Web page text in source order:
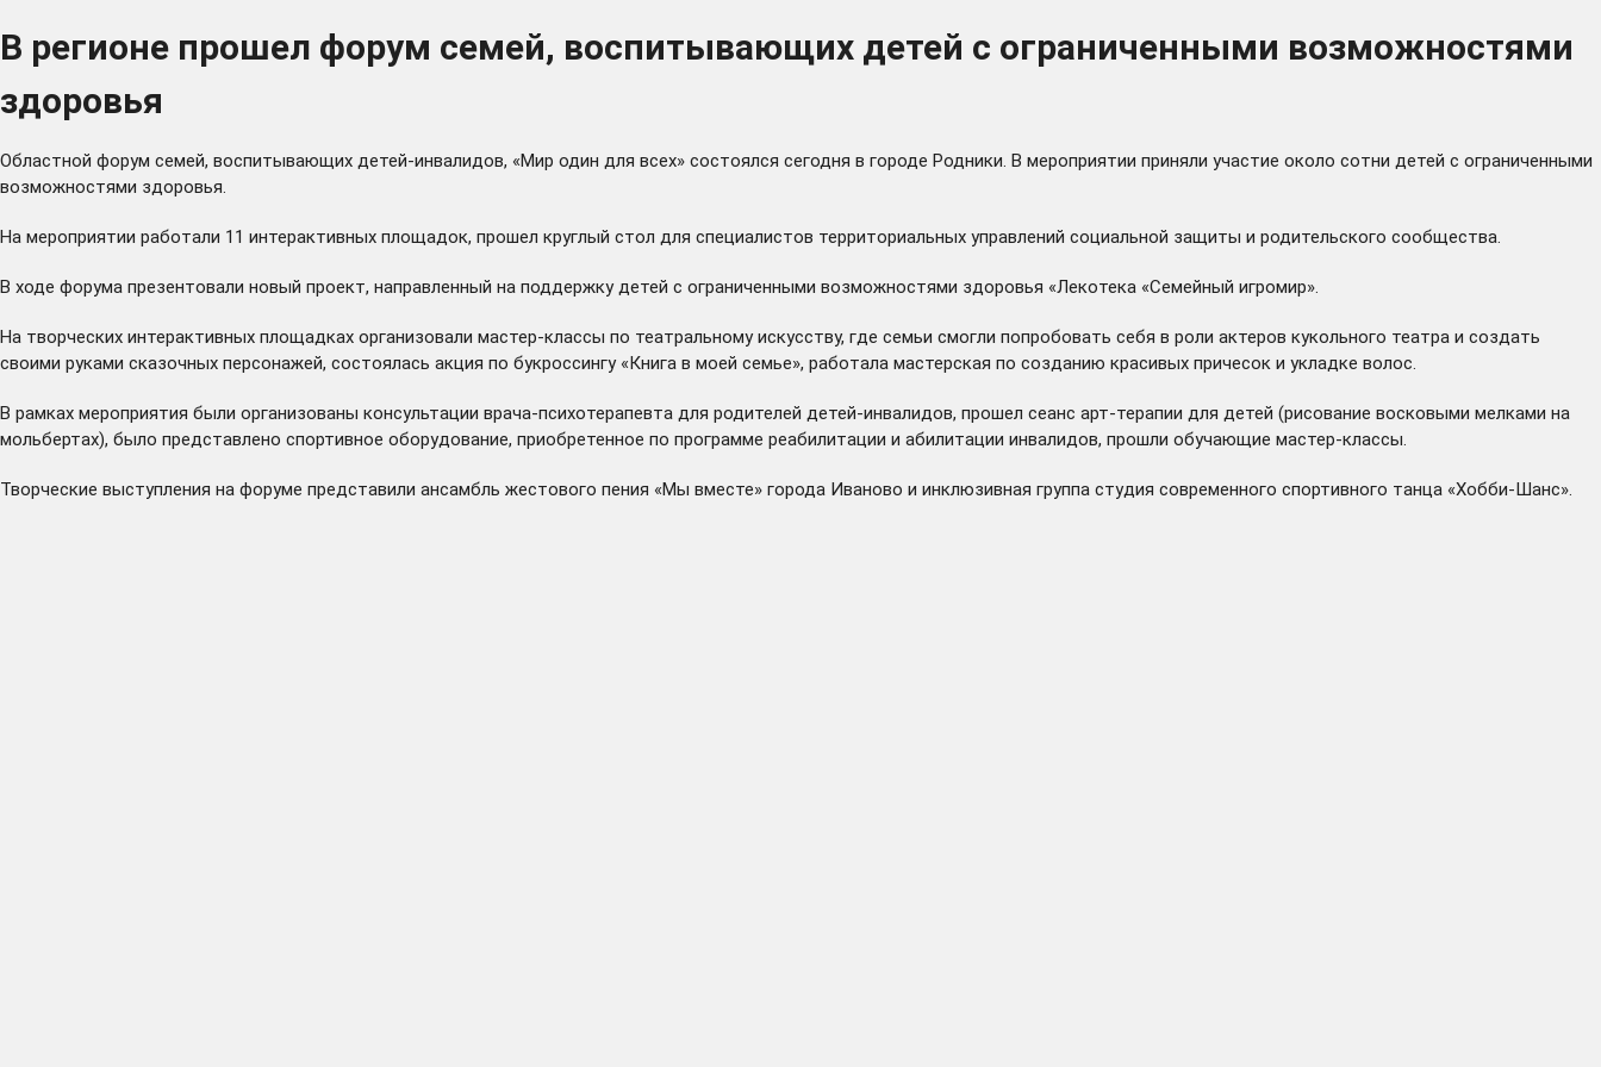
В регионе прошел форум семей, воспитывающих детей с ограниченными возможностями
здоровья
Областной форум семей, воспитывающих детей-инвалидов, «Мир один для всех» состоялся сегодня в городе Родники. В мероприятии приняли участие около сотни детей с ограниченными
возможностями здоровья.
На мероприятии работали 11 интерактивных площадок, прошел круглый стол для специалистов территориальных управлений социальной защиты и родительского сообщества.
В ходе форума презентовали новый проект, направленный на поддержку детей с ограниченными возможностями здоровья «Лекотека «Семейный игромир».
На творческих интерактивных площадках организовали мастер-классы по театральному искусству, где семьи смогли попробовать себя в роли актеров кукольного театра и создать
своими руками сказочных персонажей, состоялась акция по букроссингу «Книга в моей семье», работала мастерская по созданию красивых причесок и укладке волос.
В рамках мероприятия были организованы консультации врача-психотерапевта для родителей детей-инвалидов, прошел сеанс арт-терапии для детей (рисование восковыми мелками на
мольбертах), было представлено спортивное оборудование, приобретенное по программе реабилитации и абилитации инвалидов, прошли обучающие мастер-классы.
Творческие выступления на форуме представили ансамбль жестового пения «Мы вместе» города Иваново и инклюзивная группа студия современного спортивного танца «Хобби-Шанс».